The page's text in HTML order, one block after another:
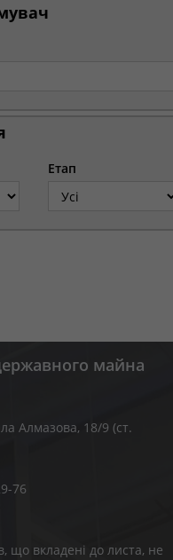
Етап
майна
Алмазова, 18/9 (ст.
76
що вкладені до листа, не